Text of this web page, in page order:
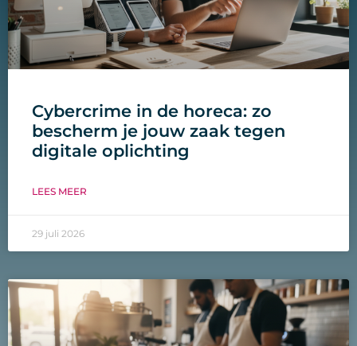
Cybercrime in de horeca: zo
bescherm je jouw zaak tegen
digitale oplichting
LEES MEER
29 juli 2026